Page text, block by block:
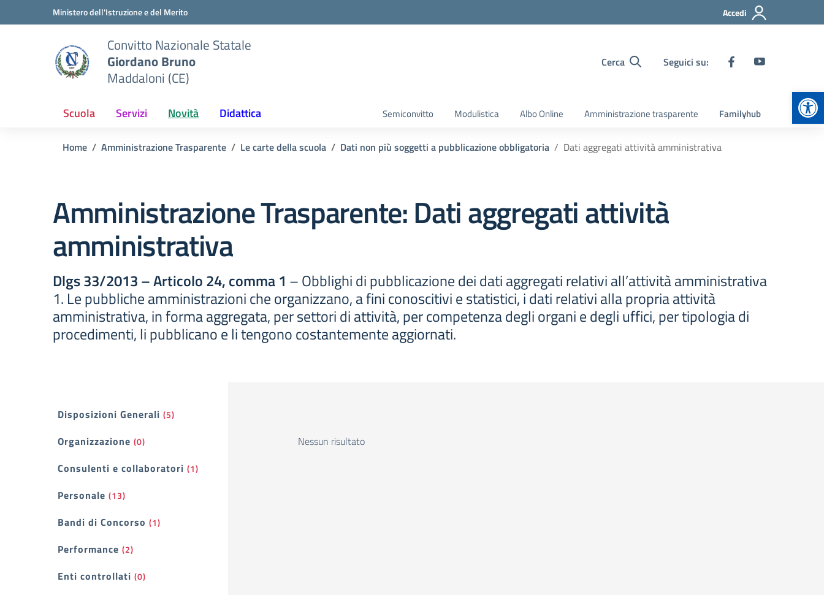
Vai ai contenuti
Vai al menu di navigazioneMinistero dell'Istruzione e del Merito Accedi
Convitto Nazionale Statale
Giordano Bruno
Maddaloni (CE)
Cerca Seguici su:
Scuola Servizi Novità Didattica Semiconvitto Modulistica Albo Online Amministrazione trasparente Familyhub
Home Amministrazione Trasparente Le carte della scuola Dati non più soggetti a pubblicazione obbligatoria Dati aggregati attività amministrativa
Amministrazione Trasparente:Dati aggregati attività
amministrativa
Dlgs 33/2013 – Articolo 24, comma 1 – Obblighi di pubblicazione dei dati aggregati relativi all’attività amministrativa
1. Le pubbliche amministrazioni che organizzano, a fini conoscitivi e statistici, i dati relativi alla propria attività
amministrativa, in forma aggregata, per settori di attività, per competenza degli organi e degli uffici, per tipologia di
procedimenti, li pubblicano e li tengono costantemente aggiornati.
Filtri
Disposizioni Generali (5)
Organizzazione (0)
Consulenti e collaboratori (1)
Personale (13)
Bandi di Concorso (1)
Performance (2)
Enti controllati (0)
Nessun risultato